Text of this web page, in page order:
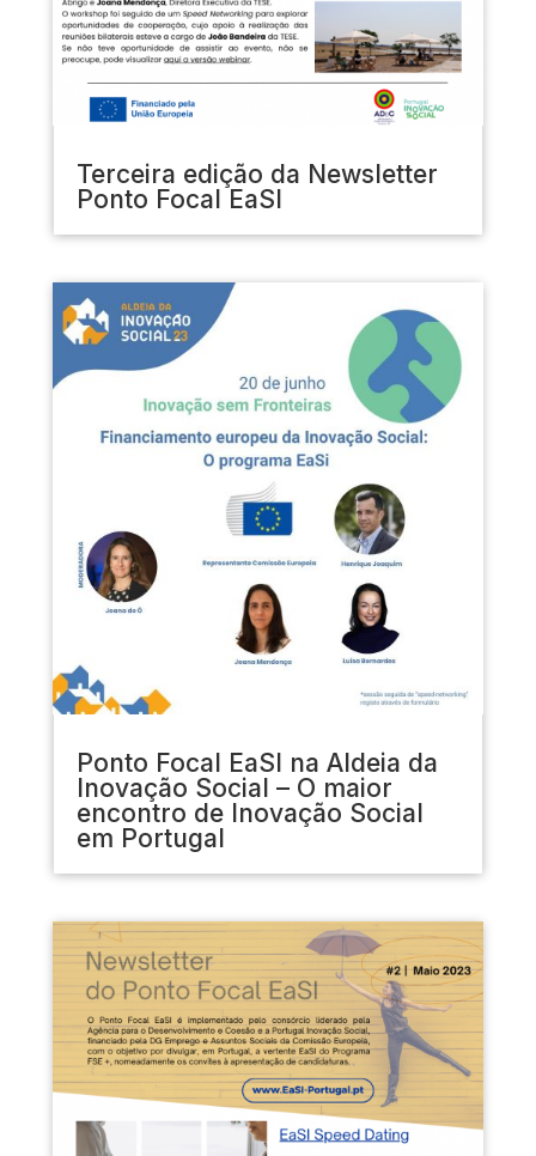
Terceira edição da Newsletter
Ponto Focal EaSI
Ponto Focal EaSI na Aldeia da
Inovação Social – O maior
encontro de Inovação Social
em Portugal